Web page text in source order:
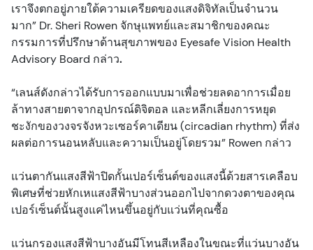
เราจึงตกอยู่ภายใต้ความเครียดของแสงดิจิทัลเป็นจำนวน
มาก” Dr. Sheri Rowen จักษุแพทย์และสมาชิกของคณะ
กรรมการที่ปรึกษาด้านสุขภาพของ Eyesafe Vision Health
Advisory Board กล่าว.
“เลนส์ดังกล่าวได้รับการออกแบบมาเพื่อช่วยลดอาการเมื่อย
ล้าทางสายตาจากอุปกรณ์ดิจิตอล และหลีกเลี่ยงการหยุด
ชะงักของวงจรจังหวะเซอร์คาเดียน (circadian rhythm) ที่ส่ง
ผลต่อการนอนหลับและความเป็นอยู่โดยรวม” Rowen กล่าว
แว่นตากันแสงสีฟ้าปิดกั้นเปอร์เซ็นต์ของแสงนี้ด้วยสารเคลือบ
พิเศษที่ช่วยหักเหแสงสีฟ้าบางส่วนออกไปจากดวงตาของคุณ
เปอร์เซ็นต์นั้นสูงแค่ไหนขึ้นอยู่กับแว่นที่คุณซื้อ
แว่นกรองแสงสีฟ้าบางอันมีโทนสีเหลืองในขณะที่แว่นบางอัน